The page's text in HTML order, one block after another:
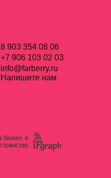
8 903 354 08 06
+7 906 103 02 03
info@farberry.ru
Напишите нам